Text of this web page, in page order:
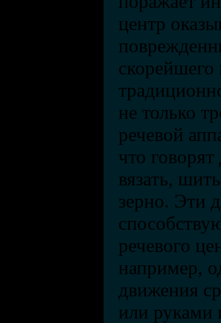
центр
скорейшего
не только
речевой
что
вязать,
зерно. Эти
речевого
например,
движения
или руками